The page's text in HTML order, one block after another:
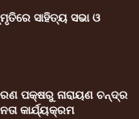
ସାହିତ୍ୟ ସଭା ଓ
ପକ୍ଷରୁ ନାରାୟଣ ଚନ୍ଦ୍ର
କାର୍ଯ୍ୟକ୍ରମ